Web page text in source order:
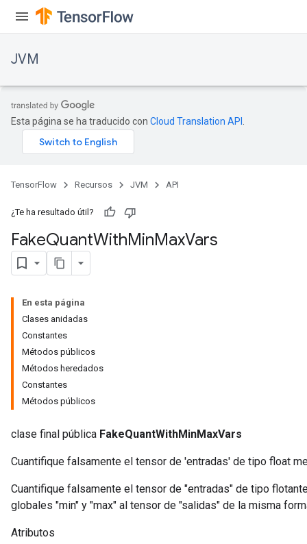
JVM
Esta página se ha traducido con Cloud Translation API
TensorFlow Recursos JVM API
¿Te ha resultado útil?
FakeQuantWithMinMaxVars
En esta página
Clases anidadas
Constantes
Métodos públicos
Métodos heredados
Constantes
Métodos públicos
clase final pública FakeQuantWithMinMaxVars
Cuantifique falsamente el tensor de 'entradas' de tipo float
Cuantifique falsamente el tensor de "entradas" de tipo
globales "min" y "max" al tensor de "salidas" de la misma
Atributos